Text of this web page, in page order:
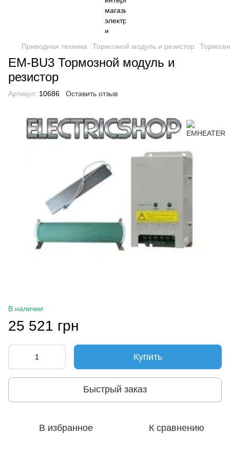
Приводная техника Тормозной модуль и резистор
EM-BU3 Тормозной модуль и
резистор
Артикул: 10686 Оставить отзыв
В наличии
25 521 грн
Купить
Быстрый заказ
В избранное К сравнению